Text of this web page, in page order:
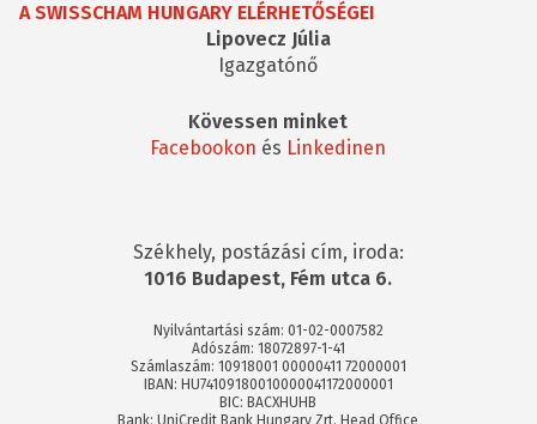
A SWISSCHAM HUNGARY ELÉRHETŐSÉGEI
Lipovecz Júlia
Igazgatónő
Kövessen minket
Facebookon és Linkedinen
Székhely, postázási cím, iroda:
1016 Budapest, Fém utca 6.
Nyilvántartási szám: 01-02-0007582
Adószám: 18072897-1-41
Számlaszám: 10918001 00000411 72000001
IBAN: HU74109180010000041172000001
BIC: BACXHUHB
Bank: UniCredit Bank Hungary Zrt. Head Office